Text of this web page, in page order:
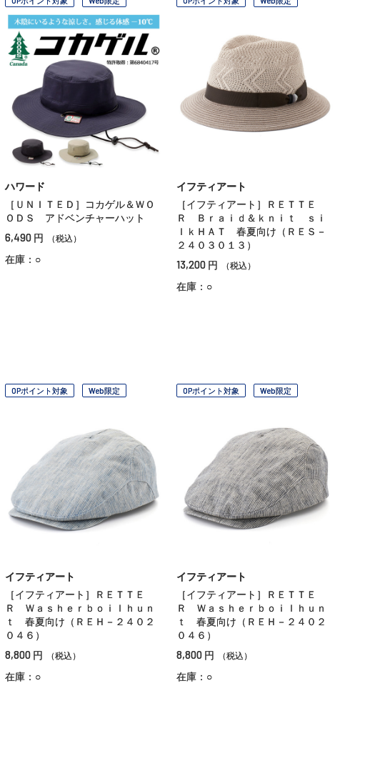
ハワード
［ＵＮＩＴＥＤ］コカゲル＆ＷＯ
ＯＤＳ アドベンチャーハット
6,490 円 （税込）
在庫：○
イフティアート
［イフティアート］ＲＥＴＴＥ
Ｒ Ｂｒａｉｄ＆ｋｎｉｔ ｓｉ
ｌｋＨＡＴ 春夏向け（ＲＥＳ－
２４０３０１３）
13,200 円 （税込）
在庫：○
OPポイント対象 Web限定
イフティアート
［イフティアート］ＲＥＴＴＥ
Ｒ Ｗａｓｈｅｒｂｏｉｌｈｕｎ
ｔ 春夏向け（ＲＥＨ－２４０２
０４６）
8,800 円 （税込）
在庫：○
OPポイント対象 Web限定
イフティアート
［イフティアート］ＲＥＴＴＥ
Ｒ Ｗａｓｈｅｒｂｏｉｌｈｕｎ
ｔ 春夏向け（ＲＥＨ－２４０２
０４６）
8,800 円 （税込）
在庫：○